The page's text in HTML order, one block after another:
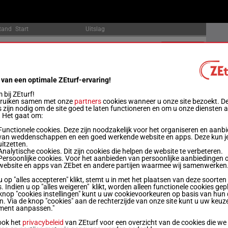
Start Uitslag
19:33Officiële uitslag: 13 - 15 - 1 - 4 - 12 - 14 - 8 Uitslagen
Uitslagen
20:43Officiële uitslag: 7 - 8 - 6 - 2 - 4 - 10 - 9 Uitslagen
21:11 Officiële uitslag: 3 - 10 - 9 - 5 - 1 - 8 - 6 Uitslagen
21:39Officiële uitslag: 2 - 8 - 10 - 6 - 1 - 4 Uitslagen
een optimale ZEturf-ervaring!
bij ZEturf!
samen met onze partnerscookies wanneer u onze site bezoekt.
zijn nodig om de site goed te laten functioneren en om u onze diensten
Het gaat om:
cookies. Deze zijn noodzakelijk voor het organiseren en
weddenschappen en een goed werkende website en apps. Deze kun
cookies. Dit zijn cookies die helpen de website te verbeteren.
cookies. Voor het aanbieden van persoonlijke aanbiedingen
en apps van ZEbet en andere partijen waarmee wij samenwerken.
op "alles accepteren" klikt, stemt u in met het plaatsen van deze soorten
Indien u op "alles weigeren" klikt, worden alleen functionele cookies
"cookies instellingen" kunt u uw cookievoorkeuren op basis van hun
Via de knop "cookies" aan de rechterzijde van onze site kunt u uw
aanpassen."
het privacybeleid van ZEturf voor een overzicht van de cookies die we